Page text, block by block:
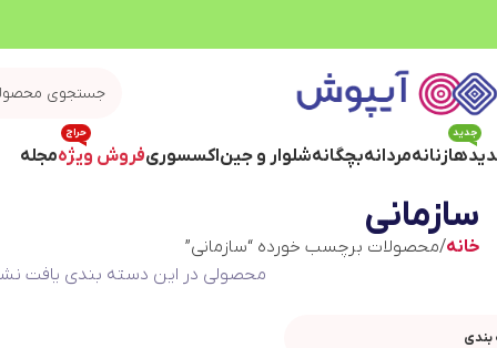
جدید
زنانهمردانهبچگانهشلوار و جیناکسسوریفروش ویژه
حراج
مجله
سازمانی
خانه محصولات برچسب خورده “سازمانی”
محصولی در این دسته بندی یافت